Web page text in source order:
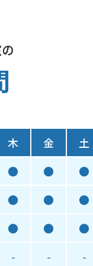
木 金 土
● ● ●
● ● ●
● ● ●
- - -